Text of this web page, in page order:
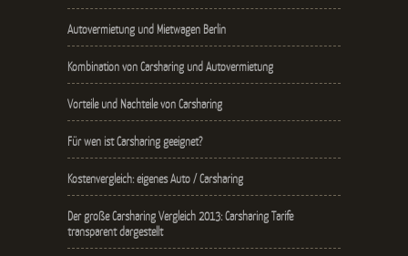
Autovermietung und Mietwagen Berlin
Kombination von Carsharing und Autovermietung
Vorteile und Nachteile von Carsharing
Für wen ist Carsharing geeignet?
Kostenvergleich: eigenes Auto / Carsharing
Der große Carsharing Vergleich 2013: Carsharing Tarife
transparent dargestellt